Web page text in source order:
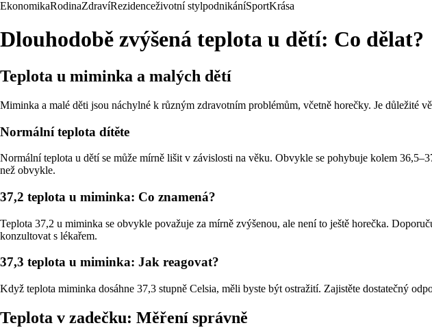
EkonomikaRodinaZdravíRezidenceživotní stylpodnikáníSportKrása
Dlouhodobě zvýšená teplota u dětí: Co dělat?
Teplota u miminka a malých dětí
Miminka a malé děti jsou náchylné k různým zdravotním problémům, včetně horečky. Je důležité
Normální teplota dítěte
Normální teplota u dětí se může mírně lišit v závislosti na věku. Obvykle se pohybuje kolem
než obvykle.
37,2 teplota u miminka: Co znamená?
Teplota 37,2 u miminka se obvykle považuje za mírně zvýšenou, ale není to ještě horečka.
konzultovat s lékařem.
37,3 teplota u miminka: Jak reagovat?
Když teplota miminka dosáhne 37,3 stupně Celsia, měli byste být ostražití. Zajistěte dostatečný
Teplota v zadečku: Měření správně